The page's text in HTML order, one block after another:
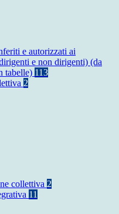
e autorizzati ai
e non dirigenti) (da
tabelle) 113
2
collettiva 2
11